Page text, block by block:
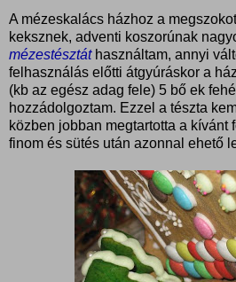
A mézeskalács házhoz a
keksznek, adventi koszorúnak
mézestésztáthasználtam, annyi
felhasználás előtti átgyúráskor a
(kb az egész adag fele) 5 bő ek
hozzádolgoztam. Ezzel a tészta
közben jobban megtartotta a kívánt
finom és sütés után azonnal ehető